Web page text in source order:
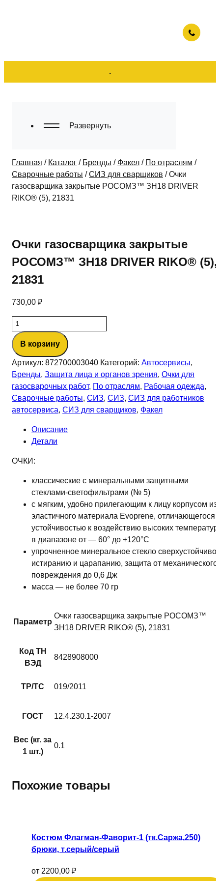
.
Главная / Каталог / Бренды / Факел / По отраслям /
Сварочные работы /СИЗ для сварщиков /Очки
газосварщика закрытые РОСОМЗ™ ЗН18 DRIVER
RIKO® (5), 21831
Очки газосварщика закрытые
РОСОМЗ™ ЗН18 DRIVER RIKO® (5),
21831
730,00 ₽
Количество
товара
Очки
газосварщика
закрытые
РОСОМЗ™
ЗН18
DRIVER
RIKO®
21831
В корзину
Артикул: 872700003040 Категорий: Автосервисы,
Бренды, Защита лица и органов зрения, Очки для
газосварочных работ, По отраслям, Рабочая одежда,
Сварочные работы, СИЗ, СИЗ, СИЗ для работников
автосервиса, СИЗ для сварщиков, Факел
Описание
Детали
ОЧКИ:
классические с минеральными защитными
стеклами-светофильтрами (№ 5)
с мягким, удобно прилегающим к лицу корпусом из
эластичного материала Evoprene, отличающегося
устойчивостью к воздействию высоких температур
в диапазоне от — 60° до +120°С
упрочненное минеральное стекло сверхустойчиво
истиранию и царапанию, защита от механического
повреждения до 0,6 Дж
масса — не более 70 гр
Параметр
Очки газосварщика закрытые РОСОМЗ™
ЗН18 DRIVER RIKO® (5), 21831
Код ТН
ВЭД
8428908000
ТР/ТС 019/2011
ГОСТ 12.4.230.1-2007
Вес (кг. за
1 шт.)
0.1
Похожие товары
Костюм Флагман-Фаворит-1 (тк.Саржа,250)
брюки, т.серый/серый
от 2200,00 ₽
имеет
несколько
Опции
Развернуть